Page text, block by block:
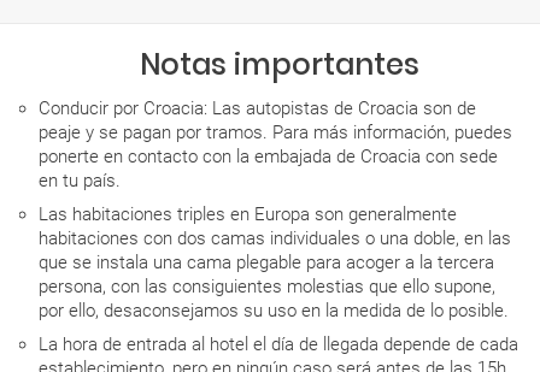
Notas importantes
Conducir por Croacia: Las autopistas de Croacia son de
peaje y se pagan por tramos. Para más información, puedes
ponerte en contacto con la embajada de Croacia con sede
en tu país.
Las habitaciones triples en Europa son generalmente
habitaciones con dos camas individuales o una doble, en las
que se instala una cama plegable para acoger a la tercera
persona, con las consiguientes molestias que ello supone,
por ello, desaconsejamos su uso en la medida de lo posible.
La hora de entrada al hotel el día de llegada depende de cada